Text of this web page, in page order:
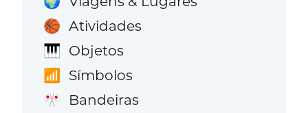
🏀 Atividades
🎹 Objetos
📶 Símbolos
🎌 Bandeiras